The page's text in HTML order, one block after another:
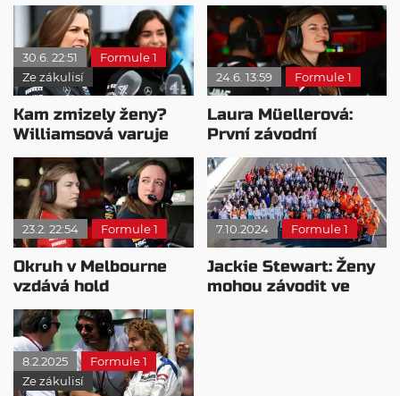
30.6. 22:51
Formule 1
Ze zákulisí
Kam zmizely ženy?
Williamsová varuje
před nedostatkem
vzorů
24.6. 13:59 Formule 1
Laura Müellerová:
První závodní
inženýrka ve formuli 1
23.2. 22:54 Formule 1
Okruh v Melbourne
vzdává hold
Schmitzové a
Müllerové
7.10.2024 Formule 1
Jackie Stewart: Ženy
mohou závodit ve
8.2.2025
Formule 1
Ze zákulisí